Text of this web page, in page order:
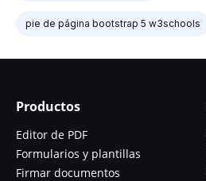
pie de página bootstrap 5 w3schools
Productos
Editor de PDF
Formularios y plantillas
Firmar documentos